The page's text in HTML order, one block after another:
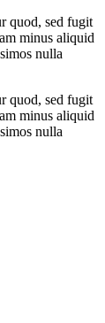
quod, sed fugit
minus aliquid
nulla
quod, sed fugit
minus aliquid
nulla